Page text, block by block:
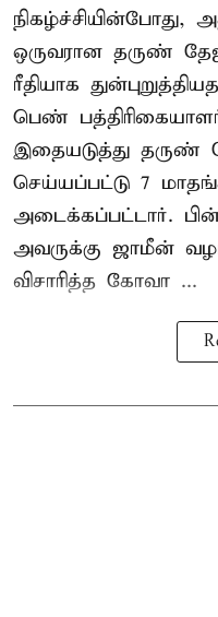
நிகழ்ச்சியின்போது,
ஒருவரான தருண்
ரீதியாக
பெண்
இதையடுத்து தருண்
செய்யப்பட்டு 7
அடைக்கப்பட்டார்.
அவருக்கு ஜாமீன்
விசாரித்த கோவா ...